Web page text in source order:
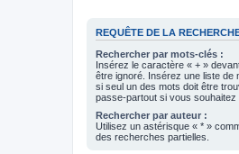
REQUÊTE DE LA
Rechercher par mots-clés :
Insérez le caractère « + »
être ignoré. Insérez une liste
si seul un des mots doit être
passe-partout si vous
Rechercher par auteur :
Utilisez un astérisque « * »
des recherches partielles.